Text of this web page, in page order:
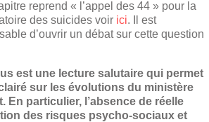
reprend « l’appel des 44 » pour la
des suicides voir ici. Il est
d’ouvrir un débat sur cette question
est une lecture salutaire qui permet
sur les évolutions du ministère
En particulier, l’absence de réelle
des risques psycho-sociaux et